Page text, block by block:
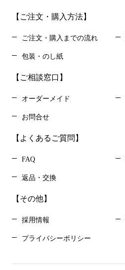
【ご注文・購入方法】
ご注文・購入までの流れ
包装・のし紙
【ご相談窓口】
オーダーメイド
お問合せ
【よくあるご質問】
FAQ
返品・交換
【その他】
採用情報
プライバシーポリシー